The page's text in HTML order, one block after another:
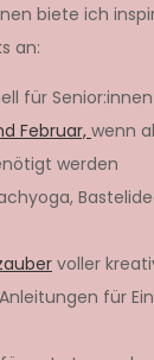
biete ich
an:
für Senior:innen
Februar, wenn
werden
voller
für